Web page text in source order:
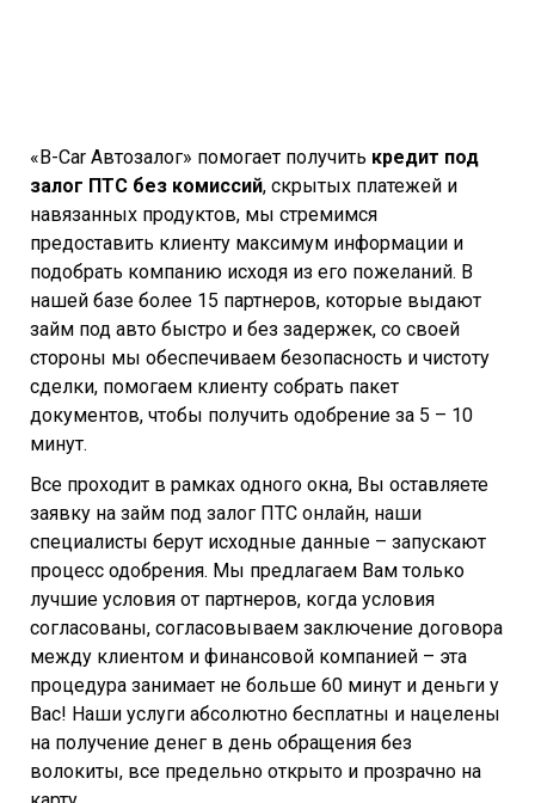
«B-Car Автозалог» помогает получить кредит под
залог ПТС без комиссий, скрытых платежей и
навязанных продуктов, мы стремимся
предоставить клиенту максимум информации и
подобрать компанию исходя из его пожеланий. В
нашей базе более 15 партнеров, которые выдают
займ под авто быстро и без задержек, со своей
стороны мы обеспечиваем безопасность и чистоту
сделки, помогаем клиенту собрать пакет
документов, чтобы получить одобрение за 5 – 10
минут.
Все проходит в рамках одного окна, Вы оставляете
заявку на займ под залог ПТС онлайн, наши
специалисты берут исходные данные – запускают
процесс одобрения. Мы предлагаем Вам только
лучшие условия от партнеров, когда условия
согласованы, согласовываем заключение договора
между клиентом и финансовой компанией – эта
процедура занимает не больше 60 минут и деньги у
Вас! Наши услуги абсолютно бесплатны и нацелены
на получение денег в день обращения без
волокиты, все предельно открыто и прозрачно на